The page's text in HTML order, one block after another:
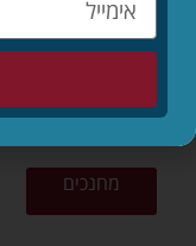
תפילה
ציונות דתית
מחנכים